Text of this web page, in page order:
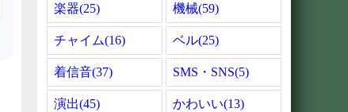
楽器(25) 機械(59)
チャイム(16) ベル(25)
着信音(37) SMS・SNS(5)
演出(45) かわいい(13)